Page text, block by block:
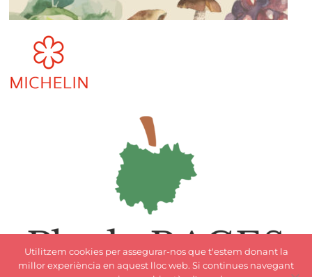
Utilitzem cookies per assegurar-nos que t'estem donant la
millor experiència en aquest lloc web. Si continues navegant